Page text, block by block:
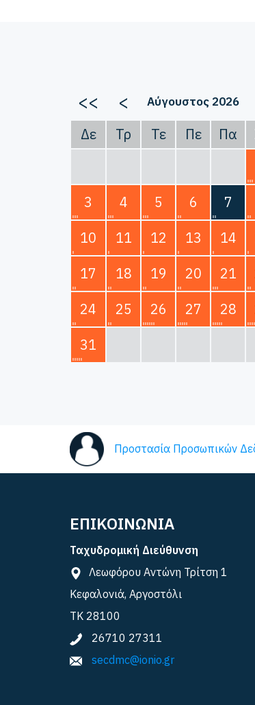
<< < Αύγουστος 2026
Δε Τρ Τε Πε Πα
3
4 5 6 7
10
11 12 13 14
17
18 19 20 21
24
25 26 27 28
31
Προστασία Προσωπικών
ΕΠΙΚΟΙΝΩΝΙΑ
Ταχυδρομική Διεύθυνση
Λεωφόρου Αντώνη Τρίτση 1
Κεφαλονιά, Αργοστόλι
ΤΚ 28100
26710 27311
secdmc@ionio.gr